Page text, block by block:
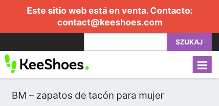
Este sitio web está en venta. Contacto:
contact@keeshoes.com
SZUKAJ
BM – zapatos de tacón para mujer